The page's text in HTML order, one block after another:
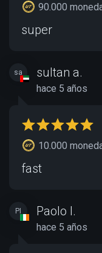
90.000
super
sa sultan a.
hace 5 años
10.000
fast
PI Paolo I.
hace 5 años